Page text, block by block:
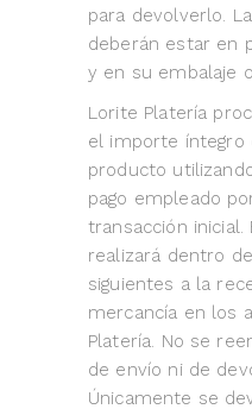
para devolverlo.
deberán estar en
y en su embalaje
Lorite Platería
el importe íntegro
producto
pago empleado
transacción
realizará dentro
siguientes a la
mercancía en los
Platería. No se
de envío ni de
Únicamente se